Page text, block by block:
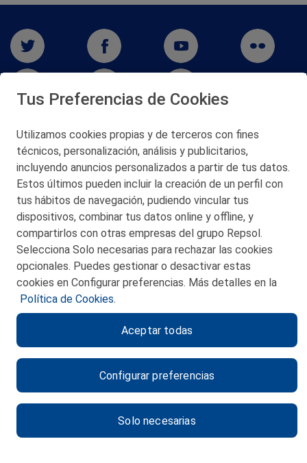
San Martín 5-Edificio Muñatones,
48550 Muskiz (Bizkaia)
Telf. 946 357 000
© 2026 Petronor S.A.
CONTACTO
POLITICA DE PRIVACIDAD
AVISO LEGAL
POLITICA DE COOKIES
Tus Preferencias de Cookies
Utilizamos cookies propias y de terceros con fines
técnicos, personalización, análisis y publicitarios,
incluyendo anuncios personalizados a partir de tus datos.
Estos últimos pueden incluir la creación de un perfil con
tus hábitos de navegación, pudiendo vincular tus
dispositivos, combinar tus datos online y offline, y
compartirlos con otras empresas del grupo Repsol.
Selecciona Solo necesarias para rechazar las cookies
opcionales. Puedes gestionar o desactivar estas
cookies en Configurar preferencias. Más detalles en la
Política de Cookies.
Configurar preferencias
Solo necesarias
Aceptar todas